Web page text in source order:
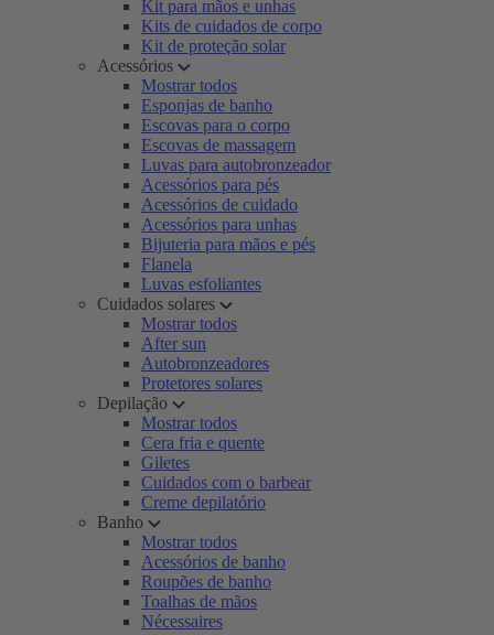
Kit para mãos e unhas
Kits de cuidados de corpo
Kit de proteção solar
Acessórios
Mostrar todos
Esponjas de banho
Escovas para o corpo
Escovas de massagem
Luvas para autobronzeador
Acessórios para pés
Acessórios de cuidado
Acessórios para unhas
Bijuteria para mãos e pés
Flanela
Luvas esfoliantes
Cuidados solares
Mostrar todos
After sun
Autobronzeadores
Protetores solares
Depilação
Mostrar todos
Cera fria e quente
Giletes
Cuidados com o barbear
Creme depilatório
Banho
Mostrar todos
Acessórios de banho
Roupões de banho
Toalhas de mãos
Nécessaires